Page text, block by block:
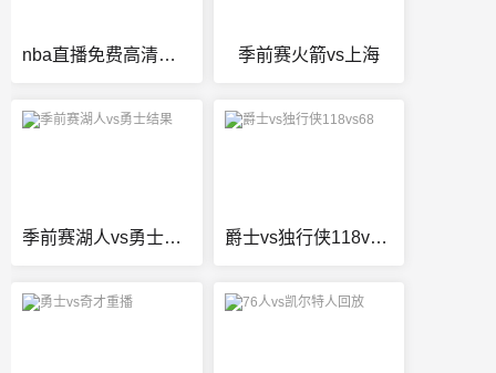
nba直播免费高清无插件视频直播 季前赛火箭vs上海
季前赛湖人vs勇士结果 爵士vs独行侠118vs68